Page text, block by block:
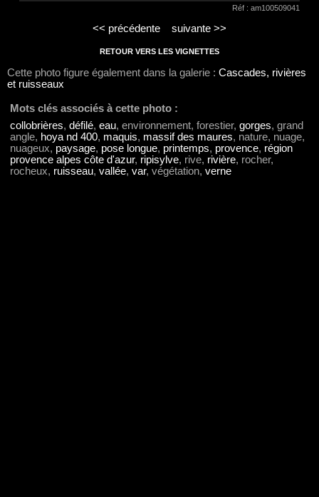
Réf : am100509041
<< précédente suivante >>
RETOUR VERS LES VIGNETTES
Cette photo figure également dans la galerie : Cascades, rivières
et ruisseaux
Mots clés associés à cette photo :
collobrières, défilé, eau, environnement, forestier, gorges, grand
angle, hoya nd 400, maquis, massif des maures, nature, nuage,
nuageux, paysage, pose longue, printemps, provence, région
provence alpes côte d'azur, ripisylve, rive, rivière, rocher,
rocheux, ruisseau, vallée, var, végétation, verne